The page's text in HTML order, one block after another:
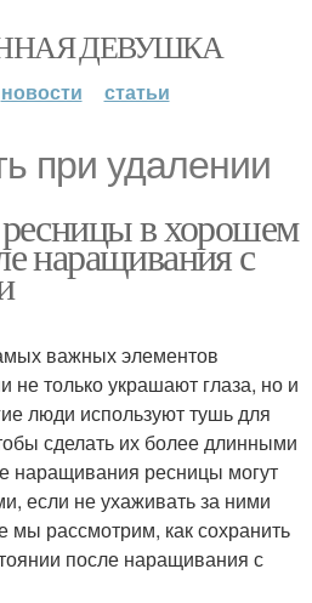
ДЕВУШКА
новости статьи
при удалении
в хорошем
наращивания с
важных элементов
не только украшают глаза, но и
люди используют тушь для
сделать их более длинными
наращивания ресницы могут
если не ухаживать за ними
мы рассмотрим, как сохранить
после наращивания с